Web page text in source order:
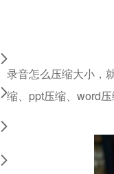
录音怎么压缩大小，
缩、ppt压缩、word